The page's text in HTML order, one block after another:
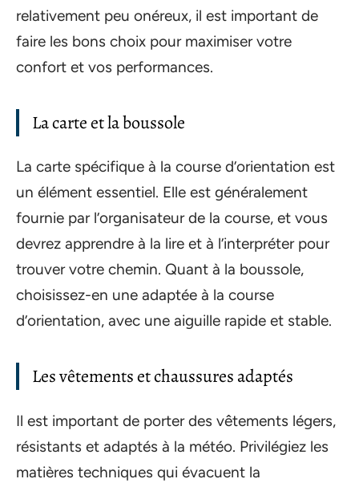
relativement peu onéreux, il est important de
faire les bons choix pour maximiser votre
confort et vos performances.
La carte et la boussole
La carte spécifique à la course d’orientation est
un élément essentiel. Elle est généralement
fournie par l’organisateur de la course, et vous
devrez apprendre à la lire et à l’interpréter pour
trouver votre chemin. Quant à la boussole,
choisissez-en une adaptée à la course
d’orientation, avec une aiguille rapide et stable.
Les vêtements et chaussures adaptés
Il est important de porter des vêtements légers,
résistants et adaptés à la météo. Privilégiez les
matières techniques qui évacuent la